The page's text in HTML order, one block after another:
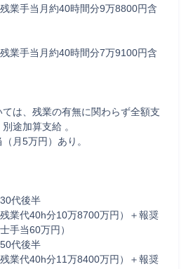
業⼿当⽉約40時間分9万8800円含
業⼿当⽉約40時間分7万9100円含
は、残業の有無に関わらず全額支
途加算支給 。
⽉5万円）あり。
代後半
業代40h分10万8700万円）＋報奨
⼿当60万円）
代後半
業代40h分11万8400万円）＋報奨